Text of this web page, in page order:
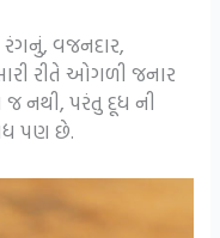
વજનદાર,
રીતે ઓગળી જનાર
નથી, પરંતુ દૂધ ની
પણ છે.